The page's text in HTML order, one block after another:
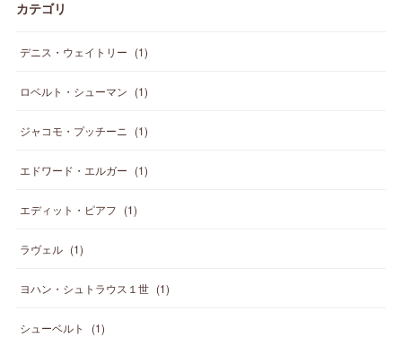
カテゴリ
デニス・ウェイトリー (1)
ロベルト・シューマン (1)
ジャコモ・プッチーニ (1)
エドワード・エルガー (1)
エディット・ピアフ (1)
ラヴェル (1)
ヨハン・シュトラウス１世 (1)
シューベルト (1)